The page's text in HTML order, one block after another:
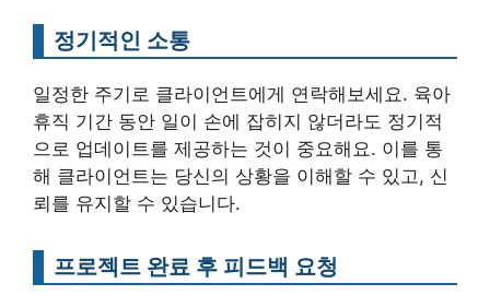
정기적인 소통
일정한 주기로 클라이언트에게 연락해보세요. 육아
휴직 기간 동안 일이 손에 잡히지 않더라도 정기적
으로 업데이트를 제공하는 것이 중요해요. 이를 통
해 클라이언트는 당신의 상황을 이해할 수 있고, 신
뢰를 유지할 수 있습니다.
프로젝트 완료 후 피드백 요청